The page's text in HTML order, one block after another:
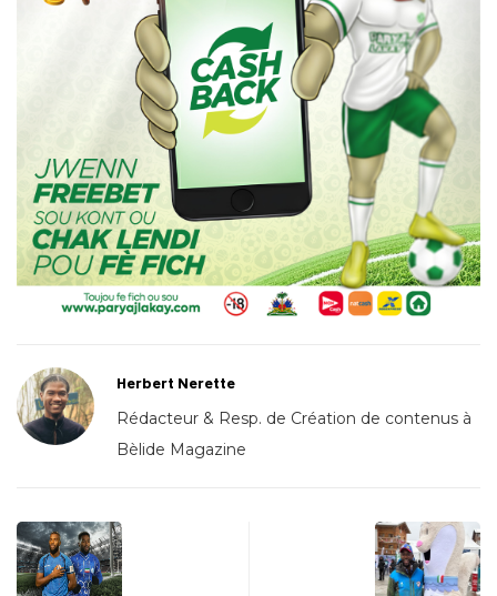
Herbert Nerette
Rédacteur & Resp. de Création de contenus à
Bèlide Magazine